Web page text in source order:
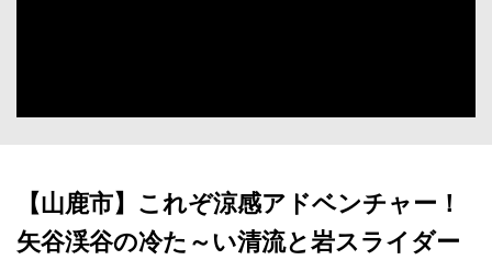
【山鹿市】これぞ涼感アドベンチャー！
矢谷渓谷の冷た～い清流と岩スライダー